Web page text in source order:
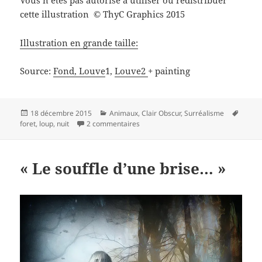
cette illustration©ThyC Graphics 2015
Illustration en grande taille:
Source:Fond,Louve1,Louve2 + painting
Publié
le
18 décembre 2015 Catégories
Animaux,Clair Obscur,Surréalisme
foret, loup, nuit 2 commentaires
« Le souffle d’une brise… »